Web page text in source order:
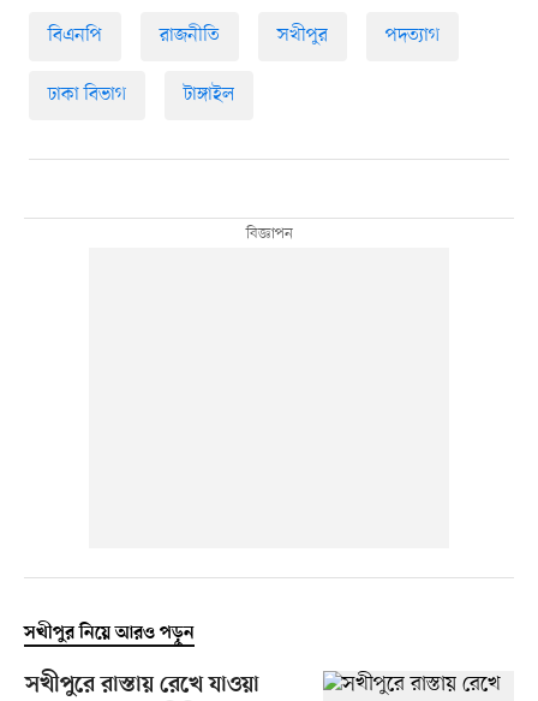
বিএনপি রাজনীতি সখীপুর পদত্যাগ
ঢাকা বিভাগ টাঙ্গাইল
সখীপুর নিয়ে আরও পড়ুন
সখীপুরে রাস্তায় রেখে যাওয়া